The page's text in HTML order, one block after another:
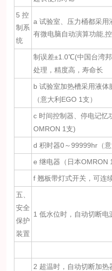
5 控
制系
统
a 试验室、压力桶都采
有微电脑自动演算功能,控
制误差±1.0℃(中国台湾
处理，精度高，寿命长
b 试验室加热槽采用液
（意大利EGO 1支）
c 时间控制器、停电记忆
OMRON 1支)
d 积时器0～99999hr（意
e 继电器（日本OMRON
f 翘板带灯式开关，可连
五、
安全
保护
装置
1 低水位时，自动切断电
2 超温时，自动切断加热